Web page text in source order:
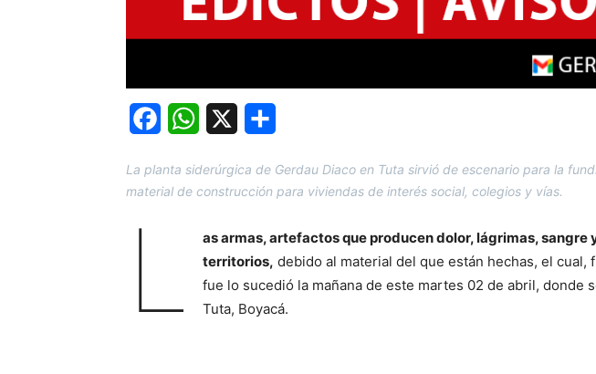
FacebookWhatsApp
La planta siderúrgica de Gerdau Diaco en Tuta sirvió de escenario para la
material de construcción para viviendas de interés social, colegios y vías.
L
as armas, artefactos que producen dolor, lágrimas,
territorios, debido al material del que están hechas, el
fue lo sucedió la mañana de este martes 02 de abril, donde
Tuta, Boyacá.